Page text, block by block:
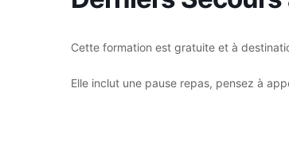
Cette formation est gratuite et à
Elle inclut une pause repas, pensez à